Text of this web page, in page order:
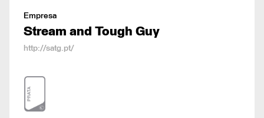
Empresa
Stream and Tough Guy
http://satg.pt/